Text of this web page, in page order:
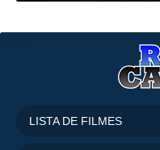
LISTA DE FILMES